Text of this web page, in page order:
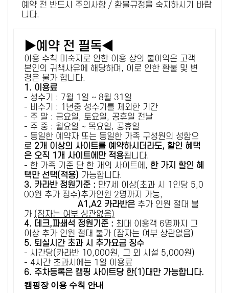
예약 전 반드시 주의사항 / 환불규정을 숙지하시기 바랍
니다.
▶예약 전 필독◀
이용 수칙 미숙지로 인한 이용 상의 불이익은 고객
본인의 귀책사유에 해당하며, 이로 인한 환불 및 변
경은 불가 합니다.
1. 이용료
- 성수기 : 7월 1일 ~ 8월 31일
- 비수기 : 1년중 성수기를 제외한 기간
- 주 말 : 금요일, 토요일, 공휴일 전날
- 주 중 : 월요일 ~ 목요일, 공휴일
- 동일한 예약자 또는 동일한 가족 구성원의 성함으
로 2개 이상의 사이트를 예약하시더라도, 할인 혜택
은 오직 1개 사이트에만 적용됩니다.
- 한 가족 기준 단 한 개의 사이트에, 한 가지 할인 혜
택만 선택(적용) 가능합니다.
3. 카라반 정원기준 : 만7세 이상(초과 시 1인당 5,0
00원 추가 징수)추가인원 2명까지 가능,
A1,A2 카라반은 추가 인원 절대 불
가 (잠자는 여부 상관없음)
4. 데크,파쇄석 정원기준 : ​최대 이용객 6명까지 그
이상 추가 인원 절대 불가 (잠자는 여부 상관없음)
5. 퇴실시간 초과 시 추가요금 징수
- 시간당(카라반 10,000원, 그 외 시설 5,000원)
- 4시간 초과시에는 1일 이용료
6. 주차등록은 캠핑 사이트당 한(1)대만 가능합니다.
캠핑장 이용 수칙 안내